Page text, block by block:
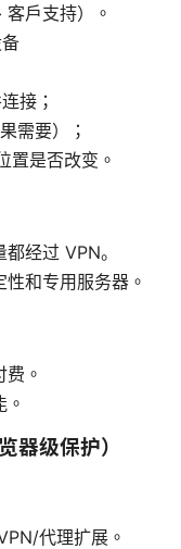
户支持）。
接；
需要）；
置是否改变。
经过 VPN。
和专用服务器。
。
器级保护）
代理扩展。